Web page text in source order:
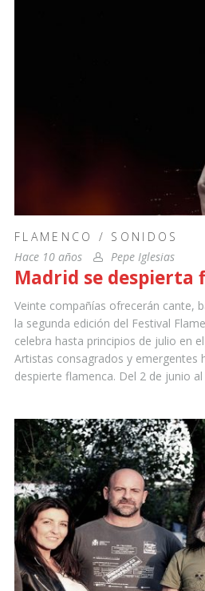
FLAMENCO / SONIDOS
Hace 10 años
Pepe Iglesias
Madrid se despierta
Veinte compañías ofrecerán cante,
la segunda edición del Festival
celebra hasta principios de julio en
Artistas consagrados y emergentes
despierte flamenca. Del 2 de junio